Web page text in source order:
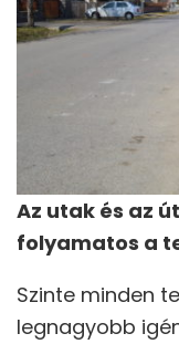
Az utak és az
folyamatos a
Szinte minden
legnagyobb